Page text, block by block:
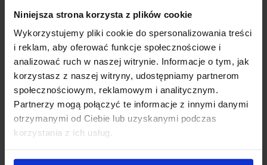
Niniejsza strona korzysta z plików cookie
Wykorzystujemy pliki cookie do spersonalizowania treści
i reklam, aby oferować funkcje społecznościowe i
analizować ruch w naszej witrynie. Informacje o tym, jak
korzystasz z naszej witryny, udostępniamy partnerom
społecznościowym, reklamowym i analitycznym.
Partnerzy mogą połączyć te informacje z innymi danymi
otrzymanymi od Ciebie lub uzyskanymi podczas
korzystania z ich usług.
Piaseczno
Piastów
Płock
Poznan
Radom
Raszyn
Rybnik
Rzeszow
Sopot